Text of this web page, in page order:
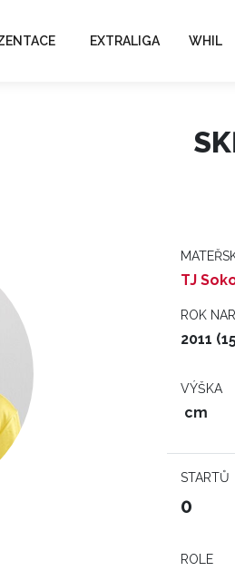
EXTRALIGA WHIL
TJ
ROK
2011
VÝŠKA
cm
STARTŮ
0
ROLE